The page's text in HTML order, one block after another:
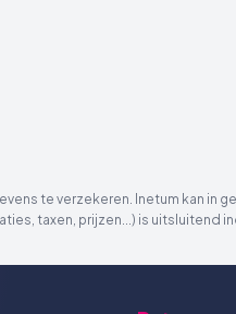
te verzekeren. Inetum kan
taxen, prijzen...) is